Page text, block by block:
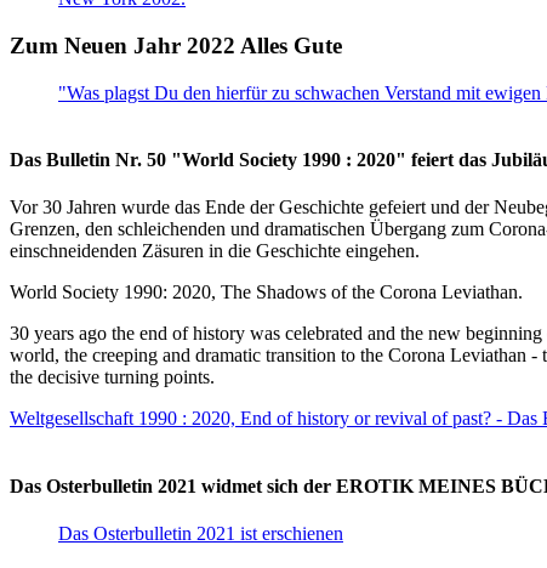
Zum Neuen Jahr 2022 Alles Gute
"Was plagst Du den hierfür zu schwachen Verstand mit
Das Bulletin Nr. 50 "World Society 1990 : 2020" feiert das
Vor 30 Jahren wurde das Ende der Geschichte gefeiert und der
Grenzen, den schleichenden und dramatischen Übergang zum
einschneidenden Zäsuren in die Geschichte eingehen.
World Society 1990: 2020, The Shadows of the Corona Leviathan.
30 years ago the end of history was celebrated and the new
world, the creeping and dramatic transition to the Corona Leviathan
the decisive turning points.
Weltgesellschaft 1990 : 2020, End of history or revival of past? -
Das Osterbulletin 2021 widmet sich der EROTIK MEINES
Das Osterbulletin 2021 ist erschienen